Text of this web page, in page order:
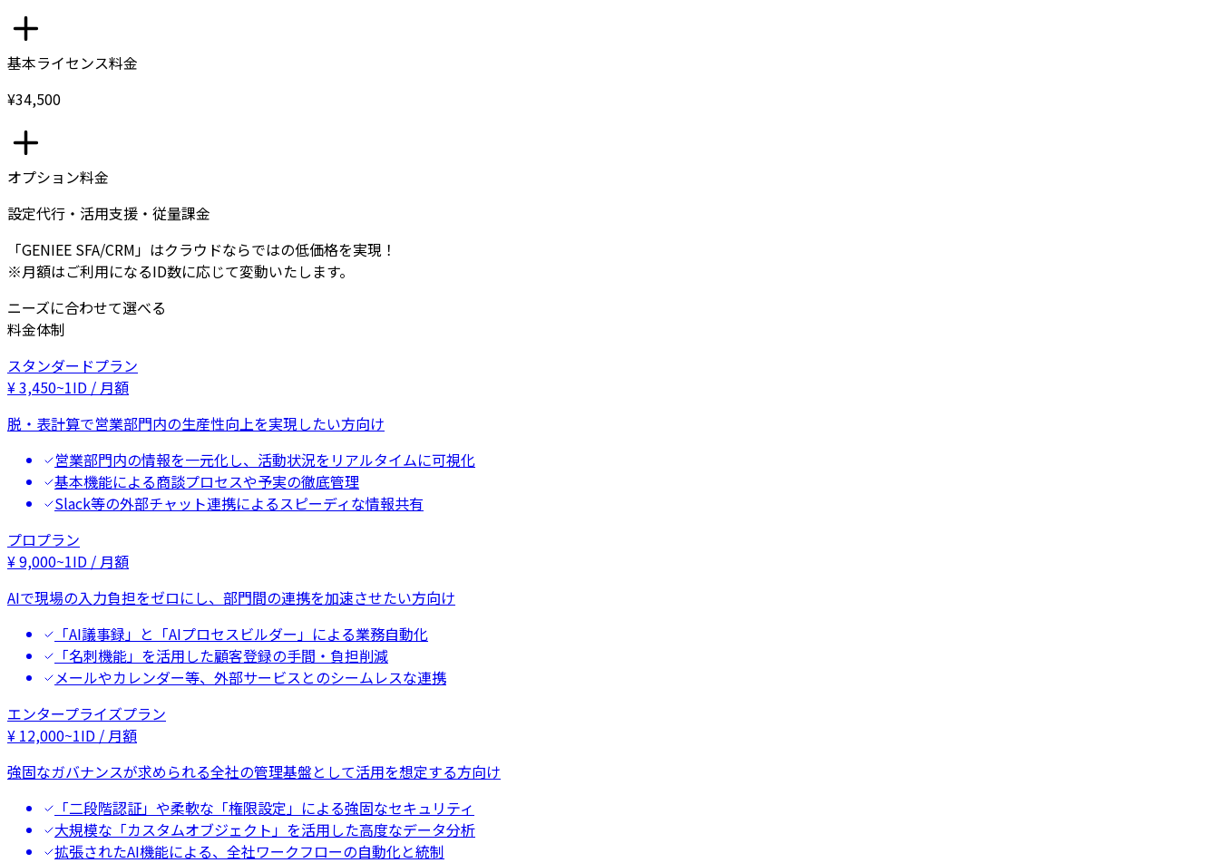
基本ライセンス料金
¥34,500
オプション料金
設定代行・活用支援・従量課金
「GENIEE SFA/CRM」はクラウドならではの低価格を実現！
※月額はご利用になるID数に応じて変動いたします。
ニーズに合わせて選べる
料金体制
スタンダードプラン
¥3,450~1ID / 月額
脱・表計算で営業部門内の生産性向上を実現したい方向け
営業部門内の情報を一元化し、活動状況をリアルタイムに可視化
基本機能による商談プロセスや予実の徹底管理
Slack等の外部チャット連携によるスピーディな情報共有
プロプラン
¥9,000~1ID / 月額
AIで現場の入力負担をゼロにし、部門間の連携を加速させたい方向け
「AI議事録」と「AIプロセスビルダー」による業務自動化
「名刺機能」を活用した顧客登録の手間・負担削減
メールやカレンダー等、外部サービスとのシームレスな連携
エンタープライズプラン
¥ 12,000~1ID / 月額
強固なガバナンスが求められる全社の管理基盤として活用を想定する方向け
「二段階認証」や柔軟な「権限設定」による強固なセキュリティ
大規模な「カスタムオブジェクト」を活用した高度なデータ分析
拡張されたAI機能による、全社ワークフローの自動化と統制